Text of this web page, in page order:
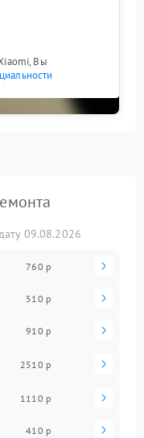
Вы
09.08.2026
760 р
510 р
910 р
2510 р
1110 р
410 р